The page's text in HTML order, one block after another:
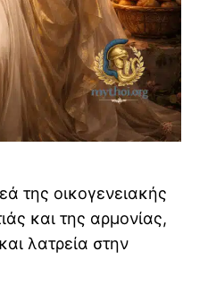
της οικογενειακής
και της αρμονίας,
λατρεία στην